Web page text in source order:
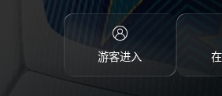
游客进入